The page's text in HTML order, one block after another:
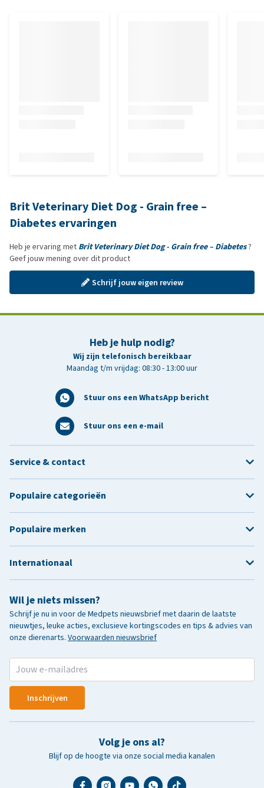
Brit Veterinary Diet Dog - Grain free –
Diabetes ervaringen
Heb je ervaring met Brit Veterinary Diet Dog - Grain free – Diabetes?
Geef jouw mening over dit product
Schrijf jouw eigen review
Heb je hulp nodig?
Wij zijn telefonisch bereikbaar
Maandag t/m vrijdag: 08:30 - 13:00 uur
Stuur ons een WhatsApp bericht
Stuur ons een e-mail
Wil je niets missen?
Schrijf je nu in voor de Medpets nieuwsbrief met daarin de laatste
nieuwtjes, leuke acties, exclusieve kortingscodes en tips & advies van
onze dierenarts. Voorwaarden nieuwsbrief
Inschrijven
Volg je ons al?
Blijf op de hoogte via onze social media kanalen
Service & contact
Populaire categorieën
Populaire merken
Internationaal